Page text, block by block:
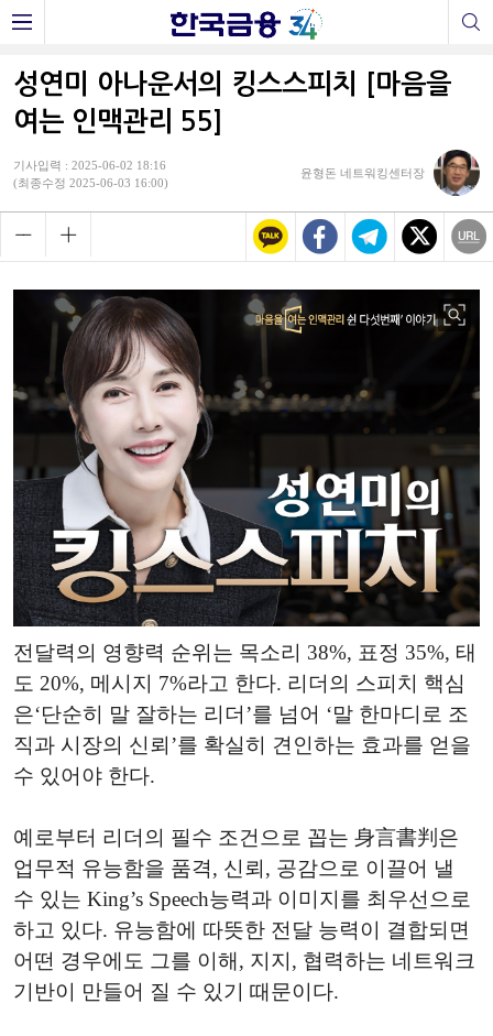
성연미 아나운서의 킹스스피치 [마음을
여는 인맥관리 55]
기사입력 : 2025-06-02 18:16
(최종수정 2025-06-03 16:00)
윤형돈 네트워킹센터장
전달력의 영향력 순위는 목소리 38%, 표정 35%, 태
도 20%, 메시지 7%라고 한다. 리더의 스피치 핵심
은‘단순히 말 잘하는 리더’를 넘어 ‘말 한마디로 조
직과 시장의 신뢰’를 확실히 견인하는 효과를 얻을
수 있어야 한다.
예로부터 리더의 필수 조건으로 꼽는 身言書判은
업무적 유능함을 품격, 신뢰, 공감으로 이끌어 낼
수 있는 King’s Speech능력과 이미지를 최우선으로
하고 있다. 유능함에 따뜻한 전달 능력이 결합되면
어떤 경우에도 그를 이해, 지지, 협력하는 네트워크
기반이 만들어 질 수 있기 때문이다.